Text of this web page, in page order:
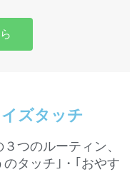
ズタッチ
つのルーティン、
のタッチ｣・｢おやす